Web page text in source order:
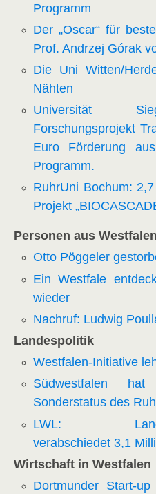
Programm
Der „Oscar“ für
Prof. Andrzej Górak
Die Uni Witten/
Nähten
Universität
Forschungsprojekt
Euro Förderung
Programm.
RuhrUni Bochum:
Projekt
Personen aus Westfalen
Otto Pöggeler
Ein Westfale
wieder
Nachruf: Ludwig
Landespolitik
Westfalen-Initiative
Südwestfalen
Sonderstatus des
LWL:
verabschiedet 3,1
Wirtschaft in Westfalen
Dortmunder Start-